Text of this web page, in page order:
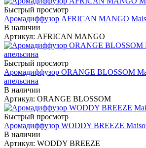
Быстрый просмотр
Аромадиффузор AFRICAN MANGO
В наличии
Артикул: AFRICAN MANGO
Быстрый просмотр
Аромадиффузор ORANGE BLOSSOM
апельсина
В наличии
Артикул: ORANGE BLOSSOM
Быстрый просмотр
Аромадиффузор WODDY BREEZE
В наличии
Артикул: WODDY BREEZE